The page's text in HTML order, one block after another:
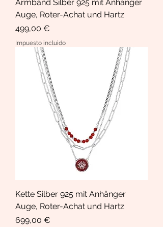
Armband Silber 925 mit Anhänger
Auge, Roter-Achat und Hartz
Precio
499,00 €
Impuesto incluido
Kette Silber 925 mit Anhänger
Auge, Roter-Achat und Hartz
Precio
699,00 €